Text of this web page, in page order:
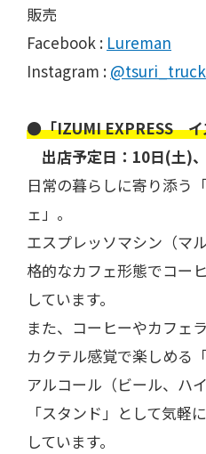
販売
Facebook : Lureman
Instagram :
●「IZUMI EXPRESS イ
出店予定日：10日(土)
日常の暮らしに寄り添う
ェ」。
エスプレッソマシン（マ
格的なカフェ形態でコー
しています。
また、コーヒーやカフェ
カクテル感覚で楽しめる
アルコール（ビール、ハ
「スタンド」として気軽
しています。